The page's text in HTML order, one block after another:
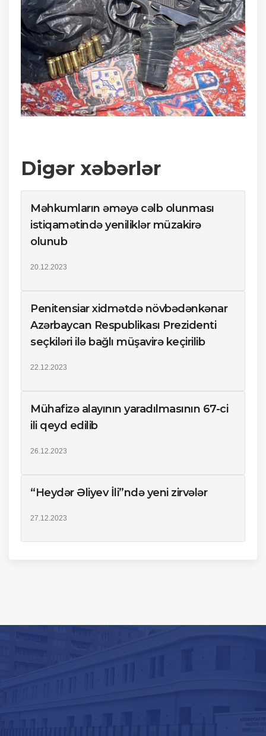
Digər xəbərlər
Məhkumların əməyə cəlb olunması
istiqamətində yeniliklər müzakirə
olunub
20.12.2023
Penitensiar xidmətdə növbədənkənar
Azərbaycan Respublikası Prezidenti
seçkiləri ilə bağlı müşavirə keçirilib
22.12.2023
Mühafizə alayının yaradılmasının 67-ci
ili qeyd edilib
26.12.2023
“Heydər Əliyev İli”ndə yeni zirvələr
27.12.2023